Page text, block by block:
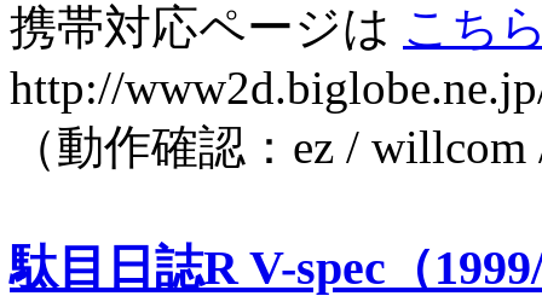
携帯対応ページは こち
http://
（動作確認：ez /
駄目日誌R V-spec（